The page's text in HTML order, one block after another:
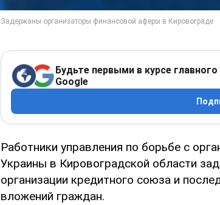
Будьте первыми в курсе
Google
Работники управления по борьбе с
Украины в Кировоградской области
организации кредитного союза и
вложений граждан.